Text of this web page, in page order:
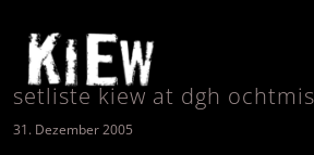
setliste kiew at dgh
31. Dezember 2005